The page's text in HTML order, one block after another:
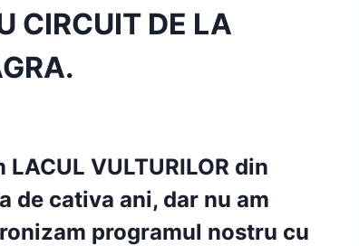
CIRCUIT DE LA
LACUL VULTURILOR din
de cativa ani, dar nu am
programul nostru cu